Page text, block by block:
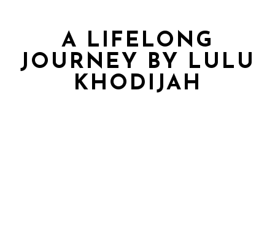
A LIFELONG
JOURNEY BY LULU
KHODIJAH